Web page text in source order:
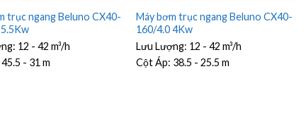
trục ngang Beluno CX40-
12 - 42 m³/h
45.5 - 31 m
Máy bơm trục ngang Beluno CX40-
160/4.0 4Kw
Lưu Lượng: 12 - 42 m³/h
Cột Áp: 38.5 - 25.5 m